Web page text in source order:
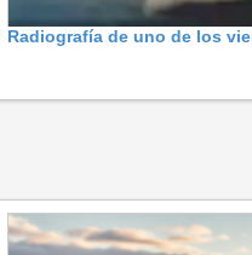
Radiografía de uno de los